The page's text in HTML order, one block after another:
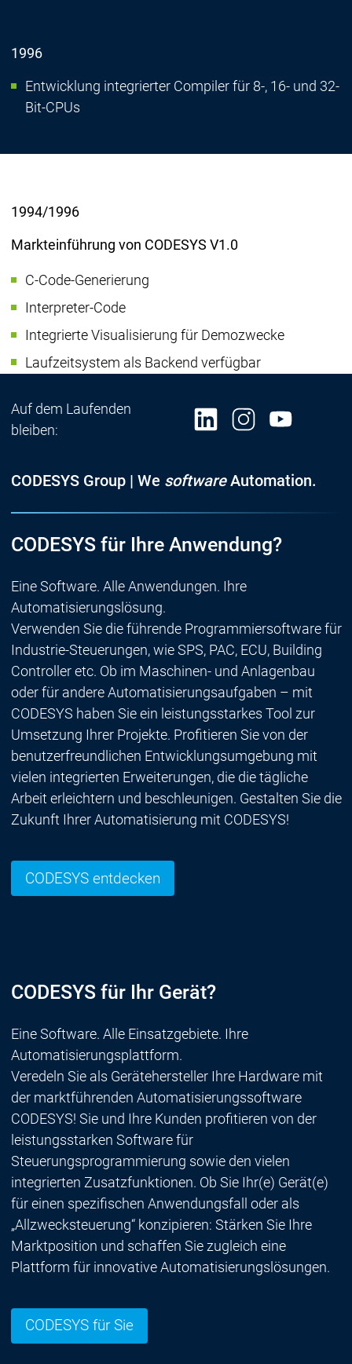
1996
Entwicklung integrierter Compiler für 8-, 16- und 32-
Bit-CPUs
1994/1996
Markteinführung von CODESYS V1.0
C-Code-Generierung
Interpreter-Code
Integrierte Visualisierung für Demozwecke
Laufzeitsystem als Backend verfügbar
Auf dem Laufenden
bleiben:
CODESYS Group | We softwareAutomation.
CODESYS für Ihre Anwendung?
Eine Software. Alle Anwendungen. Ihre
Automatisierungslösung.
Verwenden Sie die führende Programmiersoftware für
Industrie-Steuerungen, wie SPS, PAC, ECU, Building
Controller etc. Ob im Maschinen- und Anlagenbau
oder für andere Automatisierungsaufgaben – mit
CODESYS haben Sie ein leistungsstarkes Tool zur
Umsetzung Ihrer Projekte. Profitieren Sie von der
benutzerfreundlichen Entwicklungsumgebung mit
vielen integrierten Erweiterungen, die die tägliche
Arbeit erleichtern und beschleunigen. Gestalten Sie die
Zukunft Ihrer Automatisierung mit CODESYS!
CODESYS entdecken
CODESYS für Ihr Gerät?
Eine Software. Alle Einsatzgebiete. Ihre
Automatisierungsplattform.
Veredeln Sie als Gerätehersteller Ihre Hardware mit
der marktführenden Automatisierungssoftware
CODESYS! Sie und Ihre Kunden profitieren von der
leistungsstarken Software für
Steuerungsprogrammierung sowie den vielen
integrierten Zusatzfunktionen. Ob Sie Ihr(e) Gerät(e)
für einen spezifischen Anwendungsfall oder als
„Allzwecksteuerung“ konzipieren: Stärken Sie Ihre
Marktposition und schaffen Sie zugleich eine
Plattform für innovative Automatisierungslösungen.
CODESYS für Sie